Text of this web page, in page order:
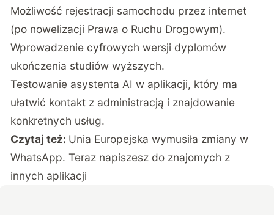
Możliwość rejestracji samochodu przez internet
(po nowelizacji Prawa o Ruchu Drogowym).
Wprowadzenie cyfrowych wersji dyplomów
ukończenia studiów wyższych.
Testowanie asystenta AI w aplikacji, który ma
ułatwić kontakt z administracją i znajdowanie
konkretnych usług.
Czytaj też: Unia Europejska wymusiła zmiany w
WhatsApp. Teraz napiszesz do znajomych z
innych aplikacji